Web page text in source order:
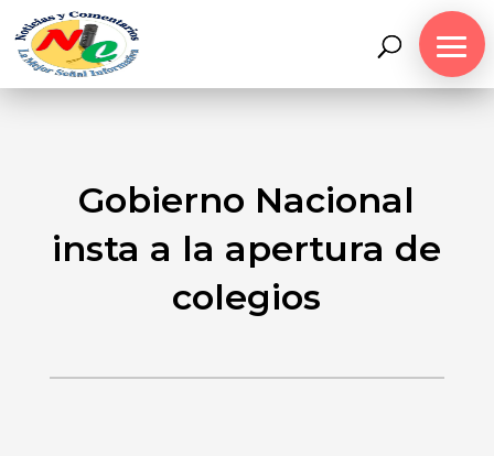
Gobierno Nacional
insta a la apertura de
colegios